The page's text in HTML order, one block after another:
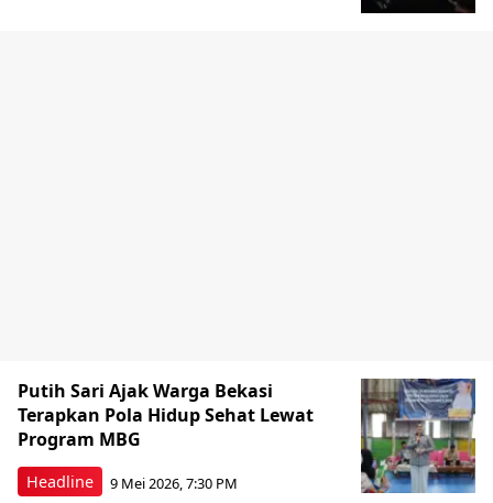
Headline
Putih Sari Ajak Warga Bekasi
Terapkan Pola Hidup Sehat Lewat
Program MBG
9 Mei 2026, 7:30 PM